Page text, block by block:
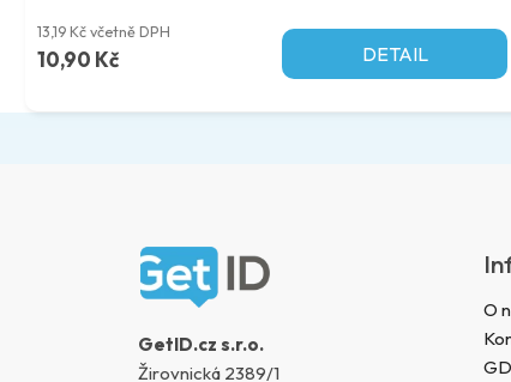
13,19 Kč včetně DPH
10,90 Kč DETAIL
GetID.cz s.r.o.
Žirovnická 2389/1
O